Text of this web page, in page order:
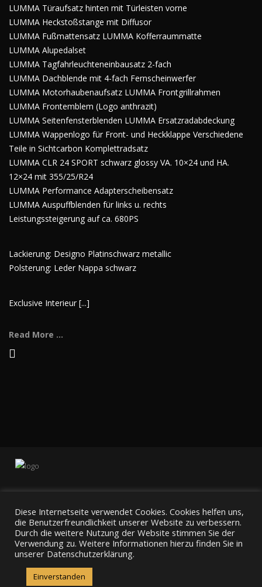
LUMMA Türaufsatz hinten mit Türleisten vorne
LUMMA Heckstoßstange mit Diffusor
LUMMA Fußmattensatz LUMMA Kofferraummatte
LUMMA Alupedalset
LUMMA Tagfahrleuchteneinbausatz 2-fach
LUMMA Dachblende mit 4-fach Fernscheinwerfer
LUMMA Motorhaubenaufsatz LUMMA Frontgrillrahmen
LUMMA Frontemblem (Logo anthrazit)
LUMMA Seitenfensterblenden LUMMA Ersatzradabdeckung
LUMMA Wappenlogo für Front- und Heckklappe Verschiedene
Teile in Sichtcarbon Komplettradsatz
LUMMA CLR 24 SPORT schwarz glossy VA. 10×24 und HA.
12×24 mit 355/25/R24
LUMMA Performance Adapterscheibensatz
LUMMA Auspuffblenden für links u. rechts
Leistungssteigerung auf ca. 680PS
Lackierung: Designo Platinschwarz metallic
Polsterung: Leder Nappa schwarz
Exclusive Interieur [...]
Read More ...
Home Fahrzeuge Service Impressionen
Impressum
AGBs
Diese Internetseite verwendet Cookies. Cookies helfen uns,
die Benutzerfreundlichkeit unserer Website zu verbessern.
Durch die weitere Nutzung der Website stimmen Sie der
Verwendung zu. Weitere Informationen hierzu finden Sie in
unserer Datenschutzerklärung.
Einverstanden